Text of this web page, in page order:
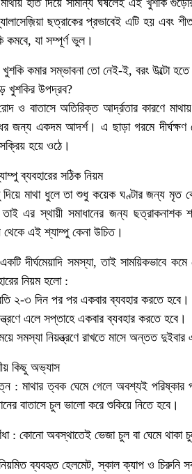
হাত দিয়ে সামান্য ঘষলেই এই খুশকি
ছত্রাকের প্রভাবেই এটি হয় এবং
কমবে, যা সম্পূর্ণ ভুল।
কমার সম্ভাবনা তো নেই-ই, বরং উল্টো হতে
খুশকির উপদ্রব?
ও বাতাসে অতিরিক্ত আর্দ্রতার কারণে
জন্য একদম আদর্শ। এ ছাড়া গরমে দীর্ঘক্ষণ
হয়ে ওঠে।
ব্যবহারের সঠিক নিয়ম
দিয়ে মাথা ধুলে তা শুধু কয়েক ঘণ্টার জন্য
এর স্থায়ী সমাধানের জন্য ছত্রাকনাশক
এই শ্যাম্পু কেনা উচিত।
দীর্ঘমেয়াদি সমস্যা, তাই সাময়িকভাবে
নিয়ম হলো :
২-৩ দিন পর পর একবার ব্যবহার করতে হবে।
এলে সপ্তাহে একবার ব্যবহার করতে হবে।
সমস্যা নিয়ন্ত্রণে রাখতে মাসে অন্তত
কিছু অভ্যাস
: মাথার ত্বক ঘেমে গেলে অবশ্যই পরিষ্কার
বাতাসে চুল ভালো করে শুকিয়ে নিতে হবে।
: কোনো অবস্থাতেই ভেজা চুল বা ঘেমে থাকা চুল
ব্যবহৃত হেলমেট, স্কাল ক্যাপ ও চিরুনি